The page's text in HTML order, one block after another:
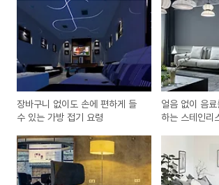
장바구니 없이도 손에 편하게 들
수 있는 가방 접기 요령
얼음 없이 음료
하는 스테인리